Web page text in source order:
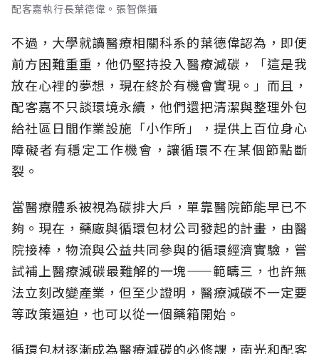
配客嘉執行長葉德偉。張智傑攝
不過，大學就讀醫療相關科系的葉德偉認為，即便
前方困難重重，他仍堅持投入醫療減碳，「這是我
放在心裡的夢想，現在終於有機會實現。」而且，
配客嘉不只談環境永續，他們還把清潔與整理外包
給社區日間作業設施「小作所」，提供上百位身心
障礙者有穩定工作機會，讓循環不在某個節點斷
裂。
當醫療體系被視為碳排大戶，單靠醫院節能早已不
夠。現在，藥廠與循環包材公司發起的計畫，由醫
院接棒，物流與公益共同參與的循環經濟實驗，嘗
試補上醫療減碳最難解的一塊——範疇三，也許無
法立刻改變產業，但至少證明，醫療減碳不一定要
等政策逼迫，也可以從一個藥箱開始。
循環包材逐漸成為醫療減碳的必修課，南光和配客